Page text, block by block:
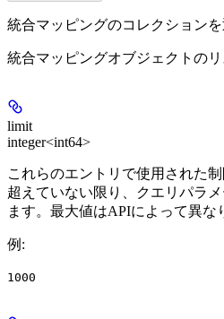
統合マッピングのコレクションを
統合マッピングオブジェクトのリ
limit
integer<int64>
これらのエントリで使用された
超えていない限り、クエリパラ
ます。最大値はAPIによって異な
例 :
1000